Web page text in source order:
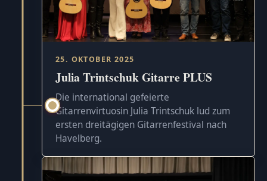
25. OKTOBER 2025
Julia Trintschuk Gitarre PLUS
Die international gefeierte
Gitarrenvirtuosin Julia Trintschuk lud zum
ersten dreitägigen Gitarrenfestival nach
Havelberg.